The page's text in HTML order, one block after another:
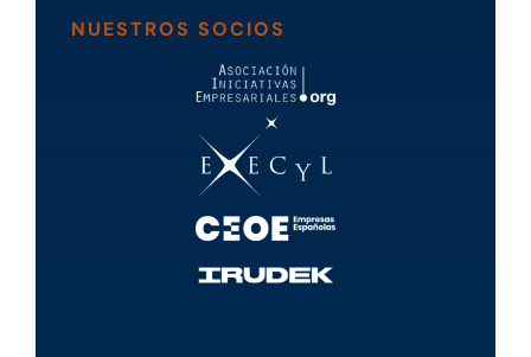
NUESTROS SOCIOS